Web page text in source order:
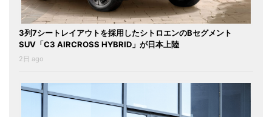
3列7シートレイアウトを採用したシトロエンのBセグメント
SUV「C3 AIRCROSS HYBRID」が日本上陸
2日 ago